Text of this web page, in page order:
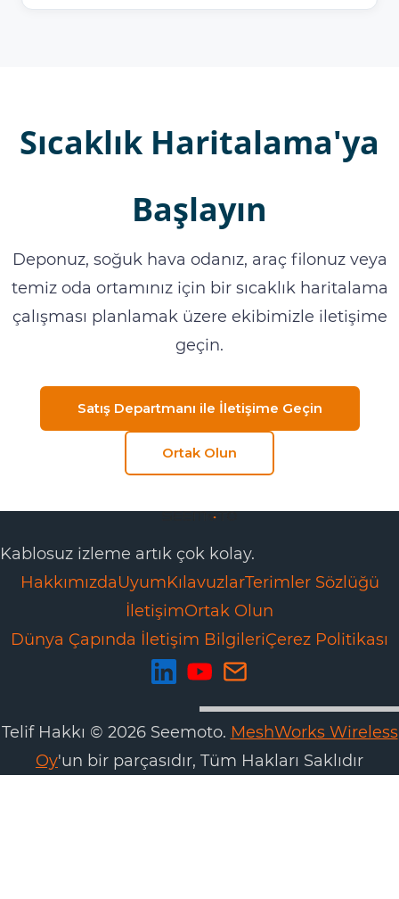
Sıcaklık Haritalama'ya
Başlayın
Deponuz, soğuk hava odanız, araç filonuz veya
temiz oda ortamınız için bir sıcaklık haritalama
çalışması planlamak üzere ekibimizle iletişime
geçin.
Satış Departmanı ile İletişime Geçin
Ortak Olun
Kablosuz izleme artık çok kolay.
HakkımızdaUyumKılavuzlarTerimler Sözlüğü
İletişimOrtak Olun
Dünya Çapında İletişim BilgileriÇerez Politikası
Telif Hakkı © 2026 Seemoto. MeshWorks Wireless
Oy'un bir parçasıdır, Tüm Hakları Saklıdır